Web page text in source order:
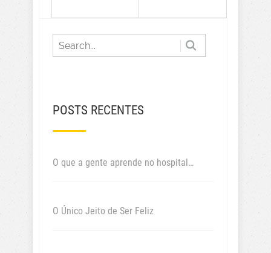
POSTS RECENTES
O que a gente aprende no hospital…
O Único Jeito de Ser Feliz